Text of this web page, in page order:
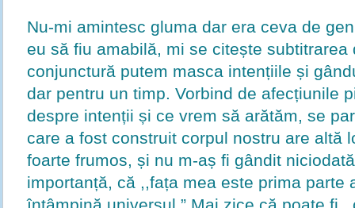
Nu-mi amintesc gluma dar era ceva de
eu să fiu amabilă, mi se citește subtitrarea
conjunctură putem masca intențiile și
dar pentru un timp. Vorbind de afecțiunile
despre intenții și ce vrem să arătăm, se
care a fost construit corpul nostru are altă
foarte frumos, și nu m-aș fi gândit
importanță, că ,,fața mea este prima parte